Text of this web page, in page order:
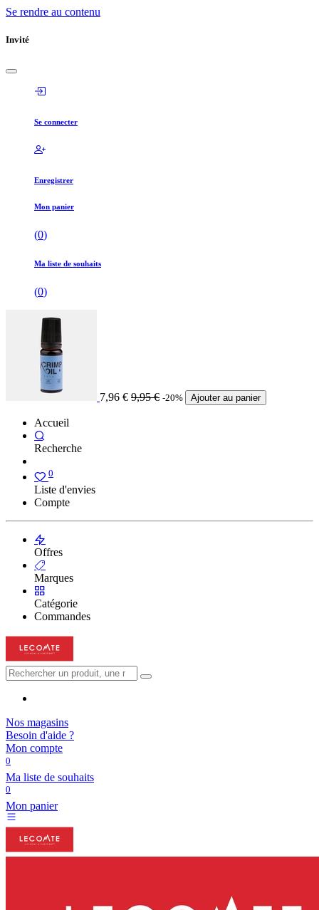
Se rendre au contenu
Invité
Se connecter
Enregistrer
Mon panier
(0)
Ma liste de souhaits
(0)
7,96 € 9,95€ -20% Ajouter au panier
Accueil
Recherche
0
Liste d'envies
Compte
Offres
Marques
Catégorie
Commandes
Nos magasins
Besoin d'aide ?
Mon compte
0
Ma liste de souhaits
0
Mon panier